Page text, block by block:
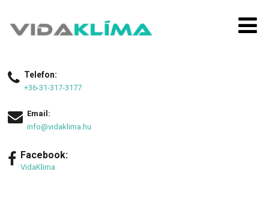
Telefon:
+36-31-317-3177
Email:
info@vidaklima.hu
Facebook:
VidaKlima